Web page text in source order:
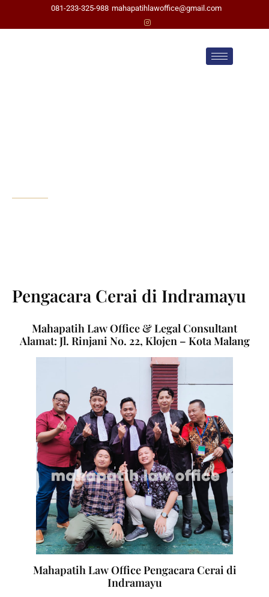
081-233-325-988 mahapatihlawoffice@gmail.com
Pengacara Cerai di Indramayu
Mahapatih Law Office & Legal Consultant
Alamat: Jl. Rinjani No. 22, Klojen – Kota Malang
Mahapatih Law Office Pengacara Cerai di
Indramayu